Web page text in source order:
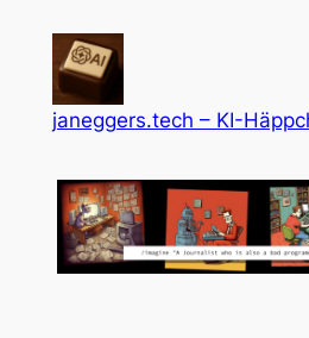
springen
janeggers.tech – KI-